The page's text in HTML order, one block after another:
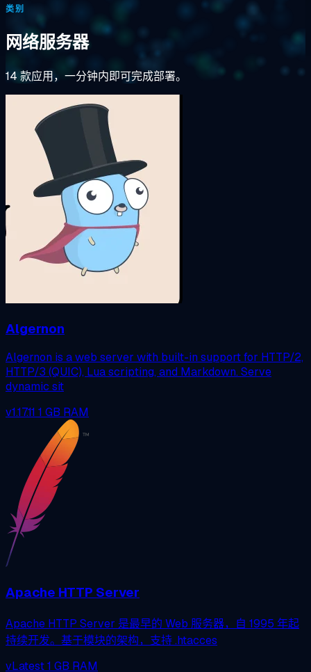
类别
网络服务器
14 款应用，一分钟内即可完成部署。
Algernon
Algernon is a web server with built-in support for HTTP/2,
HTTP/3 (QUIC), Lua scripting, and Markdown. Serve
dynamic sit
v1.17.11 1 GB RAM
Apache HTTP Server
Apache HTTP Server 是最早的 Web 服务器，自 1995 年起
持续开发。基于模块的架构，支持 .htacces
vLatest1 GB RAM